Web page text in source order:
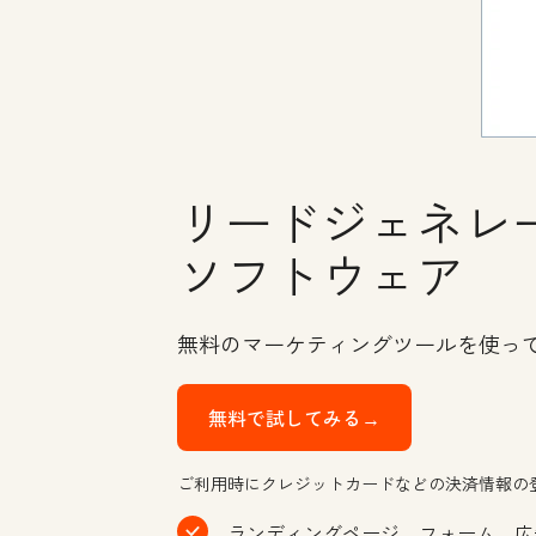
リードジェネ
ソフトウェア
無料のマーケティングツールを使
無料で試してみる→
ご利用時にクレジットカードなどの決済情報